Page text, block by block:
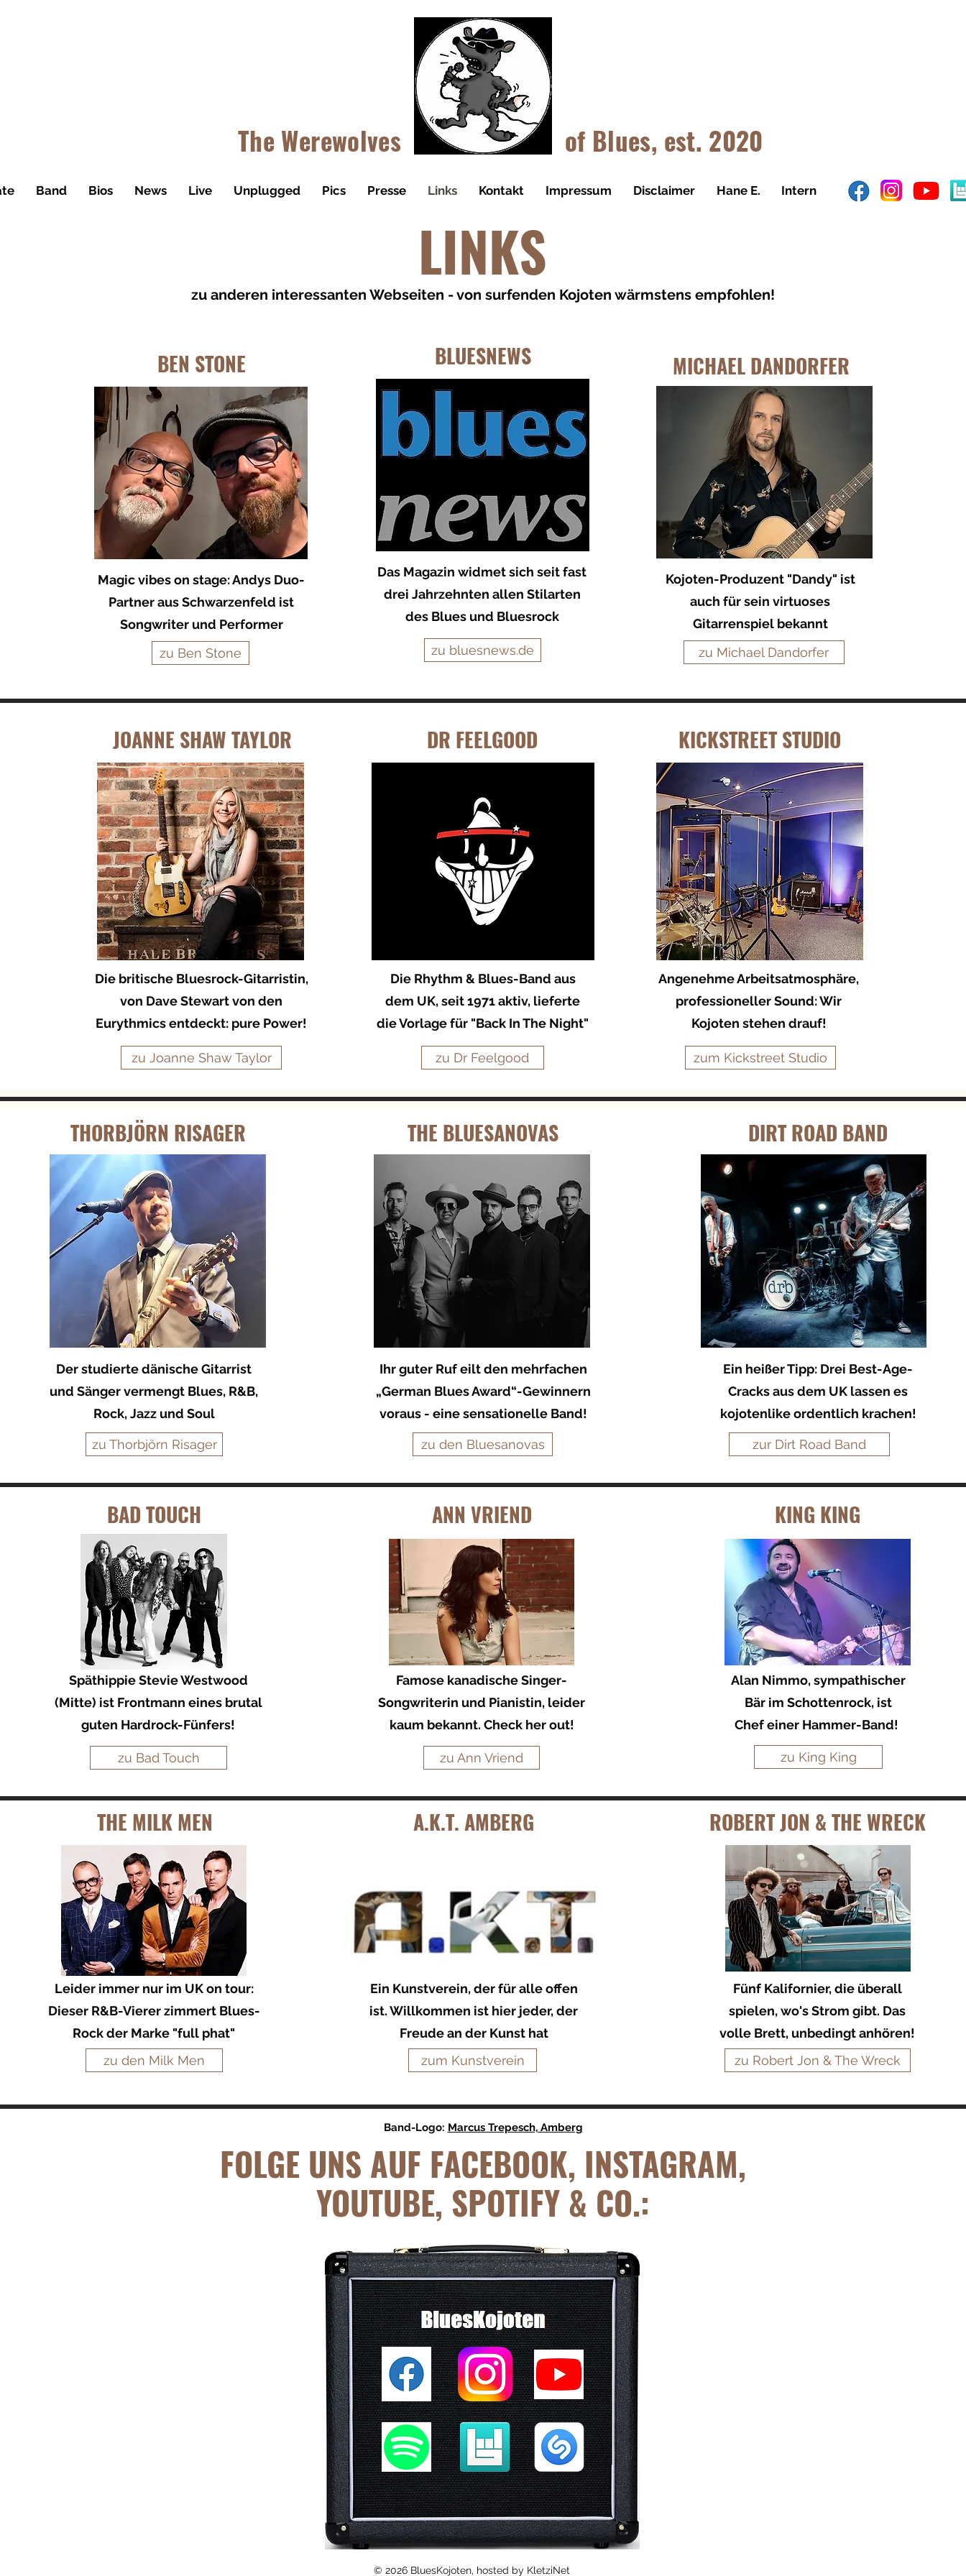
The Werewolves of Blues, est. 2020
Band Bios News Live Unplugged Pics Presse Links Kontakt Impressum Disclaimer Hane E. Intern
LINKS
zu anderen interessanten Webseiten - von surfenden Kojoten wärmstens empfohlen!
BEN STONE
Magic vibes on stage: Andys Duo-
Partner aus Schwarzenfeld ist
Songwriter und Performer
zu Ben Stone
BLUESNEWS
Das Magazin widmet sich seit fast
drei Jahrzehnten allen Stilarten
des Blues und Bluesrock
zu bluesnews.de
MICHAEL DANDORFER
Kojoten-Produzent "Dandy" ist
auch für sein virtuoses
Gitarrenspiel bekannt
zu Michael Dandorfer
JOANNE SHAW TAYLOR
Die britische Bluesrock-Gitarristin,
von Dave Stewartvon den
Eurythmicsentdeckt: pure Power!
zu Joanne Shaw Taylor
DR FEELGOOD
Die Rhythm & Blues-Band aus
dem UK, seit 1971 aktiv, lieferte
die Vorlage für "Back In The Night"
zu Dr Feelgood
KICKSTREET STUDIO
Angenehme Arbeitsatmosphäre,
professioneller Sound: Wir
Kojoten stehen drauf!
zum Kickstreet Studio
THORBJÖRN RISAGER
Der studierte dänische Gitarrist
und Sänger vermengt Blues, R&B,
Rock, Jazz und Soul
zu Thorbjörn Risager
THE BLUESANOVAS
Ihr guter Ruf eilt den mehrfachen
„German Blues Award“-Gewinnern
voraus - eine sensationelle Band!
zu den Bluesanovas
DIRT ROAD BAND
Ein heißer Tipp: Drei Best-Age-
Cracks aus dem UK lassen es
kojotenlike ordentlich krachen!
zur Dirt Road Band
BAD TOUCH
Späthippie Stevie Westwood
(Mitte) ist Frontmann eines brutal
guten Hardrock-Fünfers!
zu Bad Touch
ANN VRIEND
Famose kanadischeSinger-
Songwriterin und Pianistin, leider
kaum bekannt. Check her out!
zu Ann Vriend
KING KING
Alan Nimmo, sympathischer
Bär im Schottenrock, ist
Chef einer Hammer-Band!
zu King King
THE MILK MEN
Leider immer nur im UK on tour:
Dieser R&B-Vierer zimmert Blues-
Rock der Marke "full phat"
zu den Milk Men
A.K.T. AMBERG
Ein Kunstverein, der für alle offen
ist. Willkommen ist hier jeder, der
Freude an der Kunst hat
zum Kunstverein
ROBERT JON & THE WRECK
Fünf Kalifornier, die überall
spielen, wo's Strom gibt. Das
volle Brett, unbedingt anhören!
zu Robert Jon & The Wreck
Band-Logo: Marcus Trepesch, Amberg
FOLGE UNS AUF FACEBOOK, INSTAGRAM,
YOUTUBE, SPOTIFY & CO.:
© 2026 BluesKojoten, hosted by KletziNet